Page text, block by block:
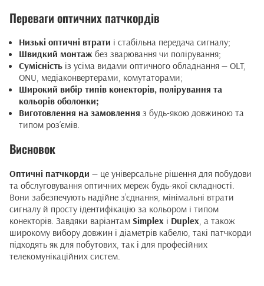
Переваги оптичних патчкордів
Низькі оптичні втрати і стабільна передача сигналу;
Швидкий монтаж без зварювання чи полірування;
Сумісність із усіма видами оптичного обладнання — OLT,
ONU, медіаконвертерами, комутаторами;
Широкий вибір типів конекторів, полірування та
кольорів оболонки;
Виготовлення на замовлення з будь-якою довжиною та
типом роз’ємів.
Висновок
Оптичні патчкорди — це універсальне рішення для побудови
та обслуговування оптичних мереж будь-якої складності.
Вони забезпечують надійне з’єднання, мінімальні втрати
сигналу й просту ідентифікацію за кольором і типом
конекторів. Завдяки варіантам Simplex і Duplex , а також
широкому вибору довжин і діаметрів кабелю, такі патчкорди
підходять як для побутових, так і для професійних
телекомунікаційних систем.